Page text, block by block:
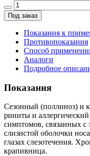
Под заказ
Показания к
Противопоказания
Способ
Аналоги
Подробное
Показания
Сезонный (поллиноз) и
риниты и
симптомов, связанных с
слизистой оболочки
глазах слезотечения.
крапивница.